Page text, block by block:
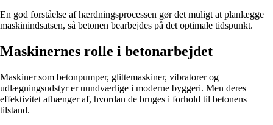
En god forståelse af hærdningsprocessen gør det muligt at planlægge
maskinindsatsen, så betonen bearbejdes på det optimale tidspunkt.
Maskinernes rolle i betonarbejdet
Maskiner som betonpumper, glittemaskiner, vibratorer og
udlægningsudstyr er uundværlige i moderne byggeri. Men deres
effektivitet afhænger af, hvordan de bruges i forhold til betonens
tilstand.